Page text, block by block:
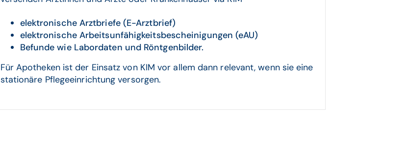
elektronische Arztbriefe (E-Arztbrief)
elektronische Arbeitsunfähigkeitsbescheinigungen (eAU)
Befunde wie Labordaten und Röntgenbilder.
Für Apotheken ist der Einsatz von KIM vor allem dann relevant, wenn sie eine
stationäre Pflegeeinrichtung versorgen.